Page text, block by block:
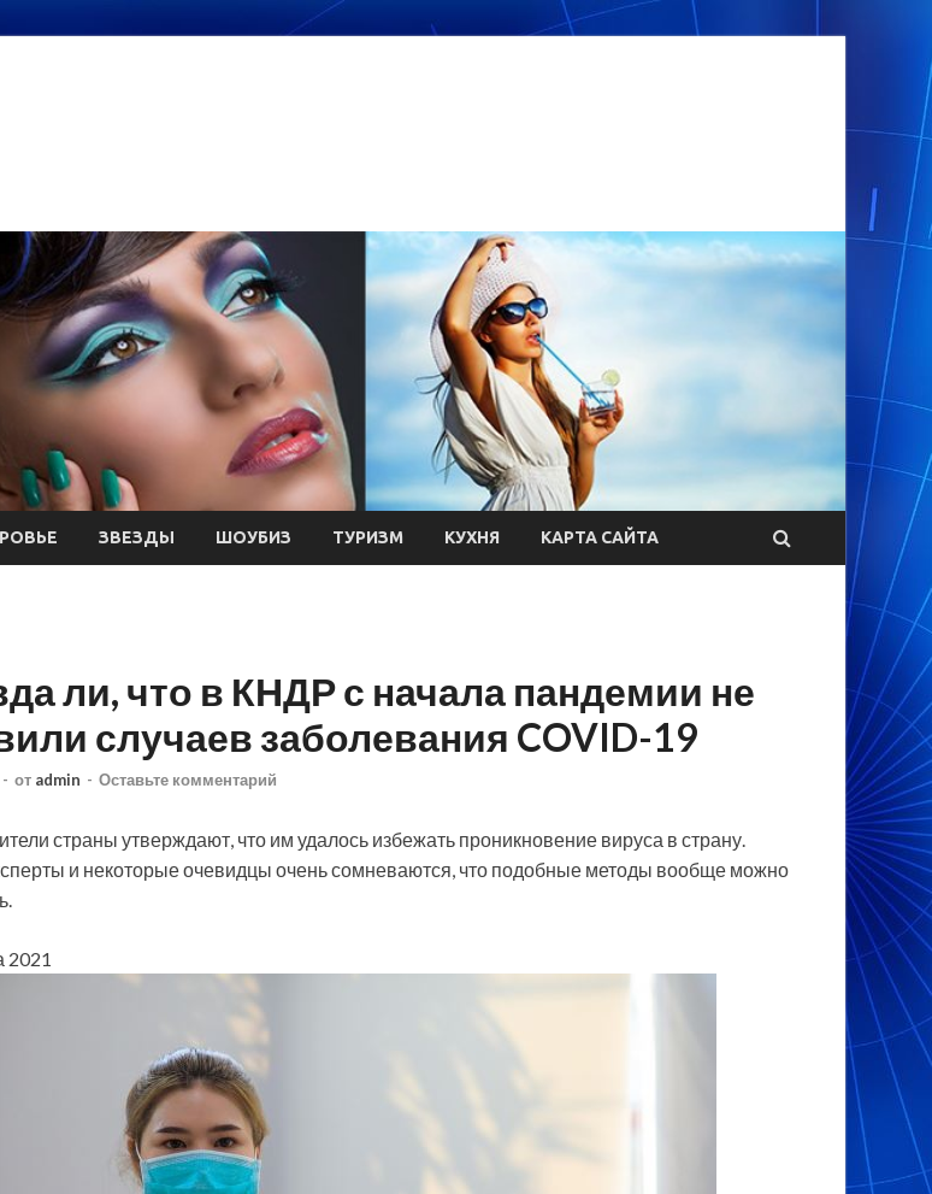
ЗВЕЗДЫ ШОУБИЗ ТУРИЗМ КУХНЯ КАРТА САЙТА
ли, что в КНДР с начала пандемии не
случаев заболевания COVID-19
- от admin - Оставьте комментарий
страны утверждают, что им удалось избежать проникновение вируса в страну.
и некоторые очевидцы очень сомневаются, что подобные методы вообще можно
2021